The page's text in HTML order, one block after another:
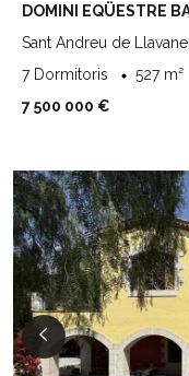
DOMINI EQÜESTRE
Sant Andreu de
7 Dormitoris
527 m²
7 500 000 €